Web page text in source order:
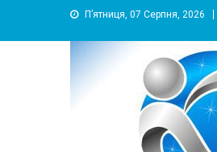
П’ятниця, 07 Серпня, 2026
информационный